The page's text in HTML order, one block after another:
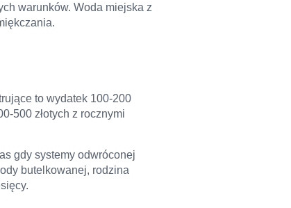
warunków. Woda miejska z
to wydatek 100-200
500 złotych z rocznymi
gdy systemy odwróconej
butelkowanej, rodzina